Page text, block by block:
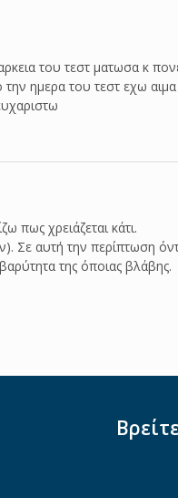
του τεστ ματωσα κ
ημερα του τεστ εχω
πως χρειάζεται κάτι.
αυτή την περίπτωση
της όποιας